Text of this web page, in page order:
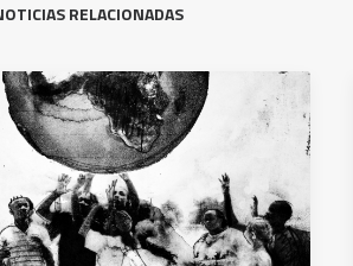
RELACIONADAS